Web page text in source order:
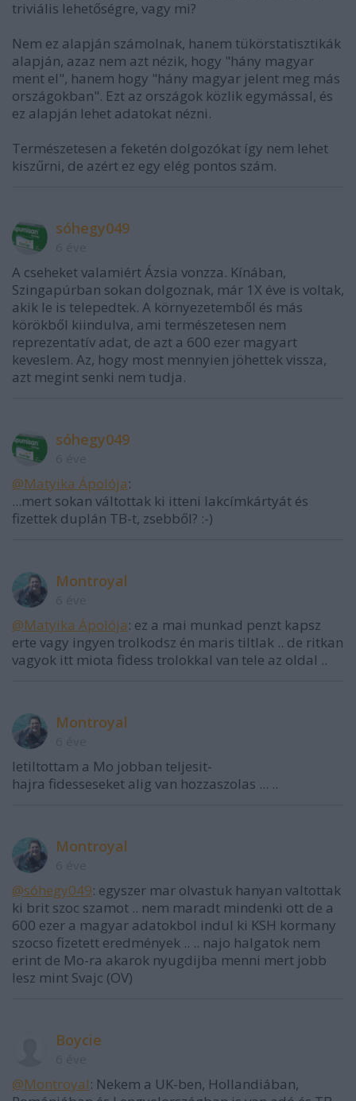
triviális lehetőségre, vagy mi?
Nem ez alapján számolnak, hanem tükörstatisztikák
alapján, azaz nem azt nézik, hogy "hány magyar
ment el", hanem hogy "hány magyar jelent meg más
országokban". Ezt az országok közlik egymással, és
ez alapján lehet adatokat nézni.
Természetesen a feketén dolgozókat így nem lehet
kiszűrni, de azért ez egy elég pontos szám.
sóhegy049
A cseheket valamiért Ázsia vonzza. Kínában,
Szingapúrban sokan dolgoznak, már 1X éve is voltak,
akik le is telepedtek. A környezetemből és más
körökből kiindulva, ami természetesen nem
reprezentatív adat, de azt a 600 ezer magyart
keveslem. Az, hogy most mennyien jöhettek vissza,
azt megint senki nem tudja.
sóhegy049
@Matyika Ápolója:
...mert sokan váltottak ki itteni lakcímkártyát és
fizettek duplán TB-t, zsebből? :-)
Montroyal
@Matyika Ápolója: ez a mai munkad penzt kapsz
erte vagy ingyen trolkodsz én maris tiltlak .. de ritkan
vagyok itt miota fidess trolokkal van tele az oldal ..
Montroyal
letiltottam a Mo jobban teljesit-
hajra fidesseseket alig van hozzaszolas ... ..
Montroyal
@sóhegy049: egyszer mar olvastuk hanyan valtottak
ki brit szoc szamot .. nem maradt mindenki ott de a
600 ezer a magyar adatokbol indul ki KSH kormany
szocso fizetett eredmények .. .. najo halgatok nem
erint de Mo-ra akarok nyugdijba menni mert jobb
lesz mint Svajc (OV)
Boycie
@Montroyal: Nekem a UK-ben, Hollandiában,